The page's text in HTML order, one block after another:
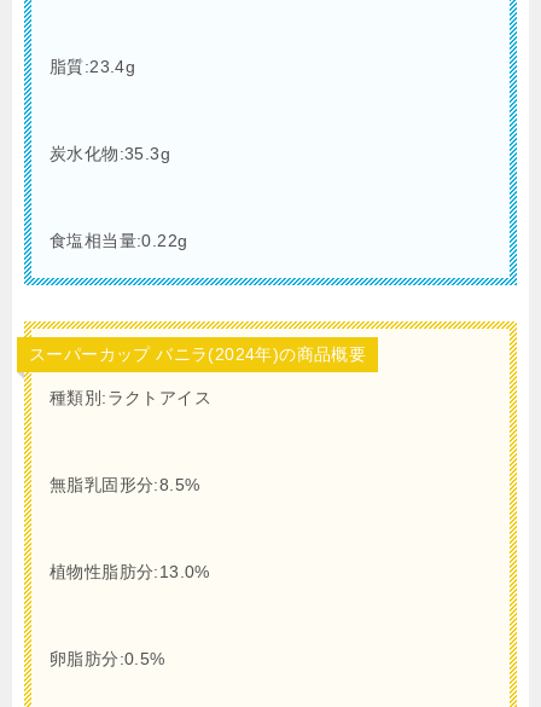
脂質:23.4g
炭水化物:35.3g
食塩相当量:0.22g
スーパーカップ バニラ(2024年)の商品概要
種類別:ラクトアイス
無脂乳固形分:8.5%
植物性脂肪分:13.0%
卵脂肪分:0.5%